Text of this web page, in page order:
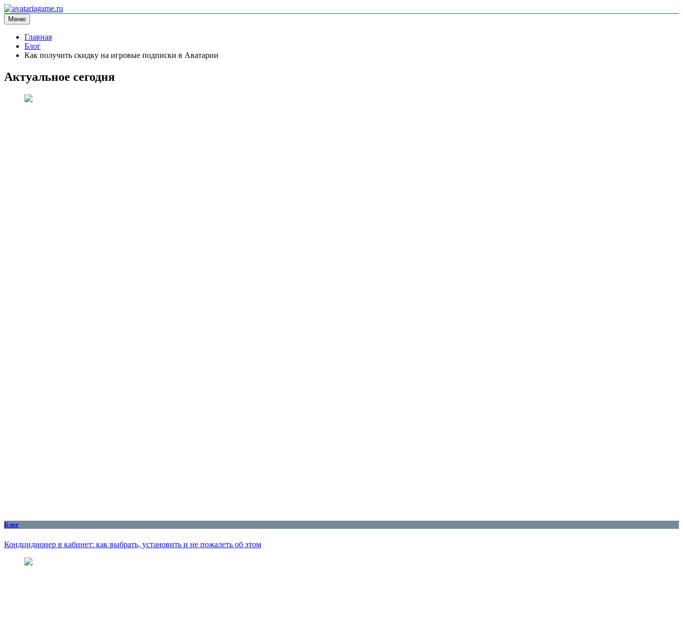
Перейти
к
содержимому
avatariagame.ru
информационный сайт
Меню
Главная
Блог
Как получить скидку на игровые подписки в Аватарии
Актуальное сегодня
Блог
Кондцидионер в кабинет: как выбрать, установить и не пожалеть об этом